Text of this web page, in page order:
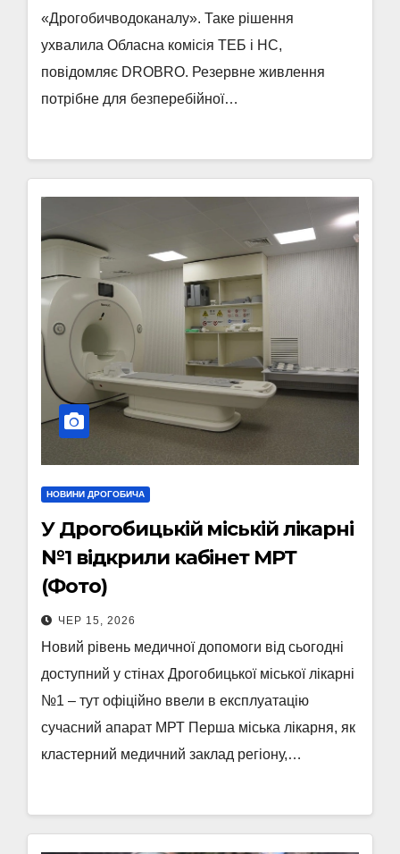
«Дрогобичводоканалу». Таке рішення
ухвалила Обласна комісія ТЕБ і НС,
повідомляє DROBRO. Резервне живлення
потрібне для безперебійної…
НОВИНИ ДРОГОБИЧА
У Дрогобицькій міській лікарні
№1 відкрили кабінет МРТ
(Фото)
ЧЕР 15, 2026
Новий рівень медичної допомоги від сьогодні
доступний у стінах Дрогобицької міської лікарні
№1 – тут офіційно ввели в експлуатацію
сучасний апарат МРТ Перша міська лікарня, як
кластерний медичний заклад регіону,…